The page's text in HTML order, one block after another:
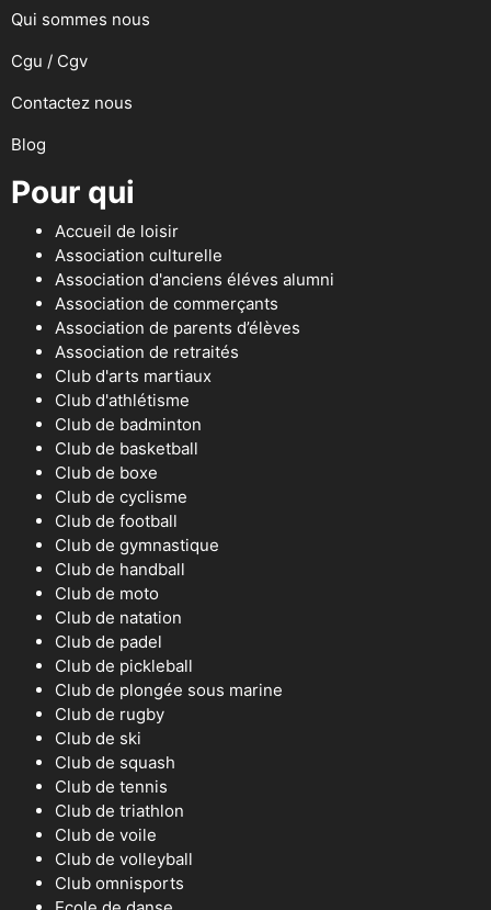
Qui sommes nous
Cgu / Cgv
Contactez nous
Blog
Pour qui
Accueil de loisir
Association culturelle
Association d'anciens éléves alumni
Association de commerçants
Association de parents d’élèves
Association de retraités
Club d'arts martiaux
Club d'athlétisme
Club de badminton
Club de basketball
Club de boxe
Club de cyclisme
Club de football
Club de gymnastique
Club de handball
Club de moto
Club de natation
Club de padel
Club de pickleball
Club de plongée sous marine
Club de rugby
Club de ski
Club de squash
Club de tennis
Club de triathlon
Club de voile
Club de volleyball
Club omnisports